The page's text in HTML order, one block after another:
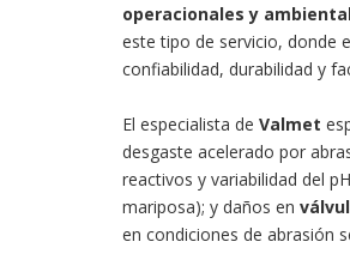
operacionales y
este tipo de servicio, donde
confiabilidad, durabilidad y
El especialista de Valmet
desgaste acelerado por
reactivos y variabilidad del
mariposa); y daños en
en condiciones de abrasión